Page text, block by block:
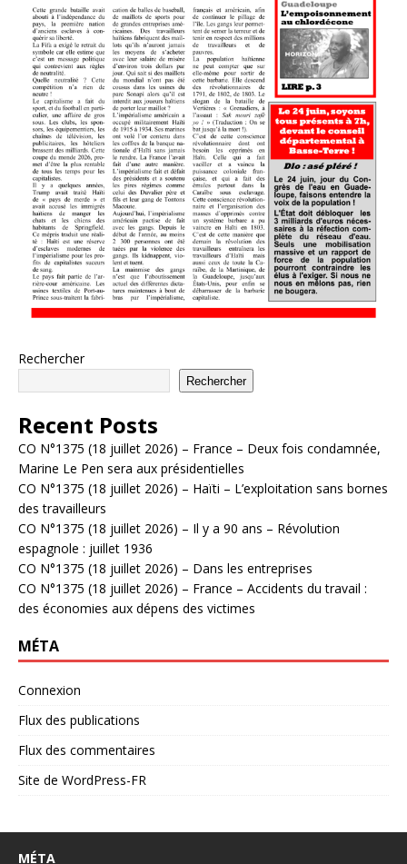
Rechercher
Rechercher
Recent Posts
CO N°1375 (18 juillet 2026) – France – Deux fois condamnée,
Marine Le Pen sera aux présidentielles
CO N°1375 (18 juillet 2026) – Haïti – L’exploitation sans bornes
des travailleurs
CO N°1375 (18 juillet 2026) – Il y a 90 ans – Révolution
espagnole : juillet 1936
CO N°1375 (18 juillet 2026) – Dans les entreprises
CO N°1375 (18 juillet 2026) – France – Accidents du travail :
des économies aux dépens des victimes
MÉTA
Connexion
Flux des publications
Flux des commentaires
Site de WordPress-FR
MÉTA